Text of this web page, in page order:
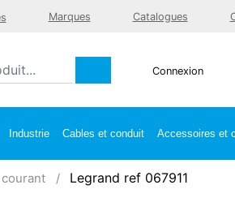
Marques Catalogues
Connexion
Industrie Cables et conduit Accessoires et
Legrand ref 067911